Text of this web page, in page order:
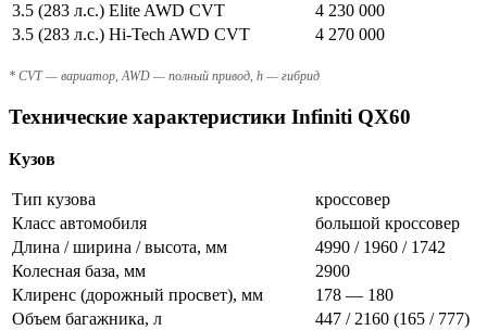
3.5 (283 л.с.) Elite AWD CVT
4 230 000
3.5 (283 л.с.) Hi-Tech AWD CVT
4 270 000
* CVT — вариатор, AWD — полный привод, h — гибрид
Технические характеристики Infiniti QX60
Кузов
Тип кузова
кроссовер
Класс автомобиля
большой кроссовер
Длина / ширина / высота, мм
4990 / 1960 / 1742
Колесная база, мм
2900
Клиренс (дорожный просвет), мм
178 — 180
Объем багажника, л
447 / 2160 (165 / 777)